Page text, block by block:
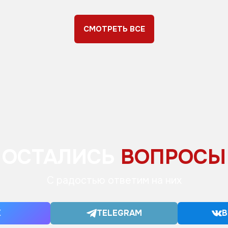
СМОТРЕТЬ ВСЕ
ВОПРОСЫ
TELEGRAM